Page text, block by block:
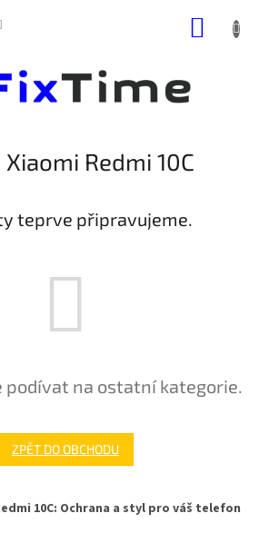
Redmi 10C
teprve připravujeme.
podívat na ostatní kategorie.
ZPĚT DO OBCHODU
10C: Ochrana a styl pro váš telefon